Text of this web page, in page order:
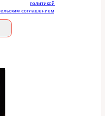
политикой
соглашением